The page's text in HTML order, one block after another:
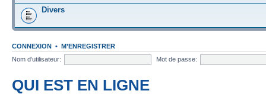
Divers
CONNEXION • M’ENREGISTRER
Nom d’utilisateur:
Mot de passe:
QUI EST EN LIGNE